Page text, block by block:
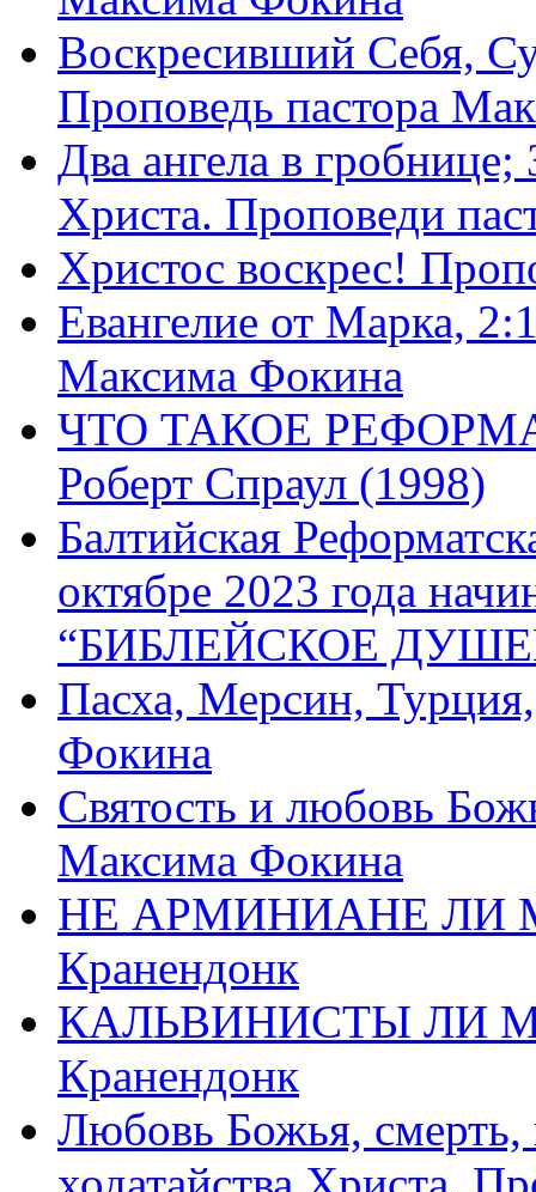
Воскресивший Себя,
Проповедь пастора
Два ангела в
Христа. Проповеди
Христос воскрес!
Евангелие от Марка,
Максима Фокина
ЧТО ТАКОЕ
Роберт Спраул (1998)
Балтийская
октябре 2023 года
“БИБЛЕЙСКОЕ
Пасха, Мерсин,
Фокина
Святость и любовь
Максима Фокина
НЕ АРМИНИАНЕ ЛИ
Кранендонк
КАЛЬВИНИСТЫ ЛИ
Кранендонк
Любовь Божья, смерть,